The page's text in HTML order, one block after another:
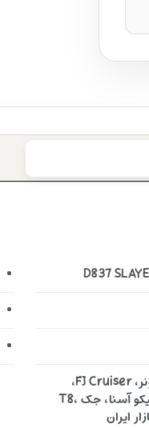
🚙 خودروهای مناسب: تویوتا لندکروزر، پرادو، هایلوکس، فورچونر، FJ Cruiser،
میتسوبیشی پاجرو، نیسان پیکاپ (زوران و ریچ)، فوتون تونلند، آمیکو آسنا، جک T8،